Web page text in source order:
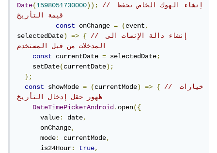
Date(1598051730000));
// إنشاء الهوك الخاص بحفظ
قيمة التأريخ
const
onChange = (event,
selectedDate) => {
// إنشاء دالة الإنصات الى
المدخلات من قبل المستخدم
const
currentDate = selectedDate;
setDate(currentDate);
};
const
showMode = (currentMode) => {
// خيارات
ظهور حقل إدخال التأريخ
DateTimePickerAndroid.open({
value: date,
onChange,
mode: currentMode,
is24Hour: true,